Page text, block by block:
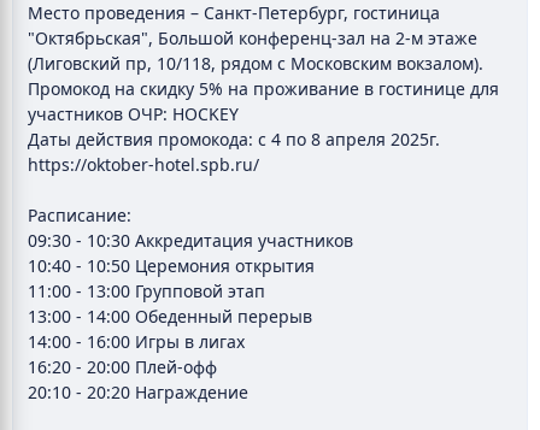
Место проведения – Санкт-Петербург, гостиница
"Октябрьская", Большой конференц-зал на 2-м этаже
(Лиговский пр, 10/118, рядом с Московским вокзалом).
Промокод на скидку 5% на проживание в гостинице для
участников ОЧР: HOCKEY
Даты действия промокода: с 4 по 8 апреля 2025г.
https://oktober-hotel.spb.ru/
Расписание:
09:30 - 10:30 Аккредитация участников
10:40 - 10:50 Церемония открытия
11:00 - 13:00 Групповой этап
13:00 - 14:00 Обеденный перерыв
14:00 - 16:00 Игры в лигах
16:20 - 20:00 Плей-офф
20:10 - 20:20 Награждение